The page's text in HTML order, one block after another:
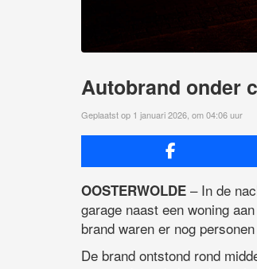
Autobrand onder
Geplaatst op 1 januari 2026, om 04:06 uur
OOSTERWOLDE – In de
garage naast een woning
brand waren er nog
De brand ontstond rond